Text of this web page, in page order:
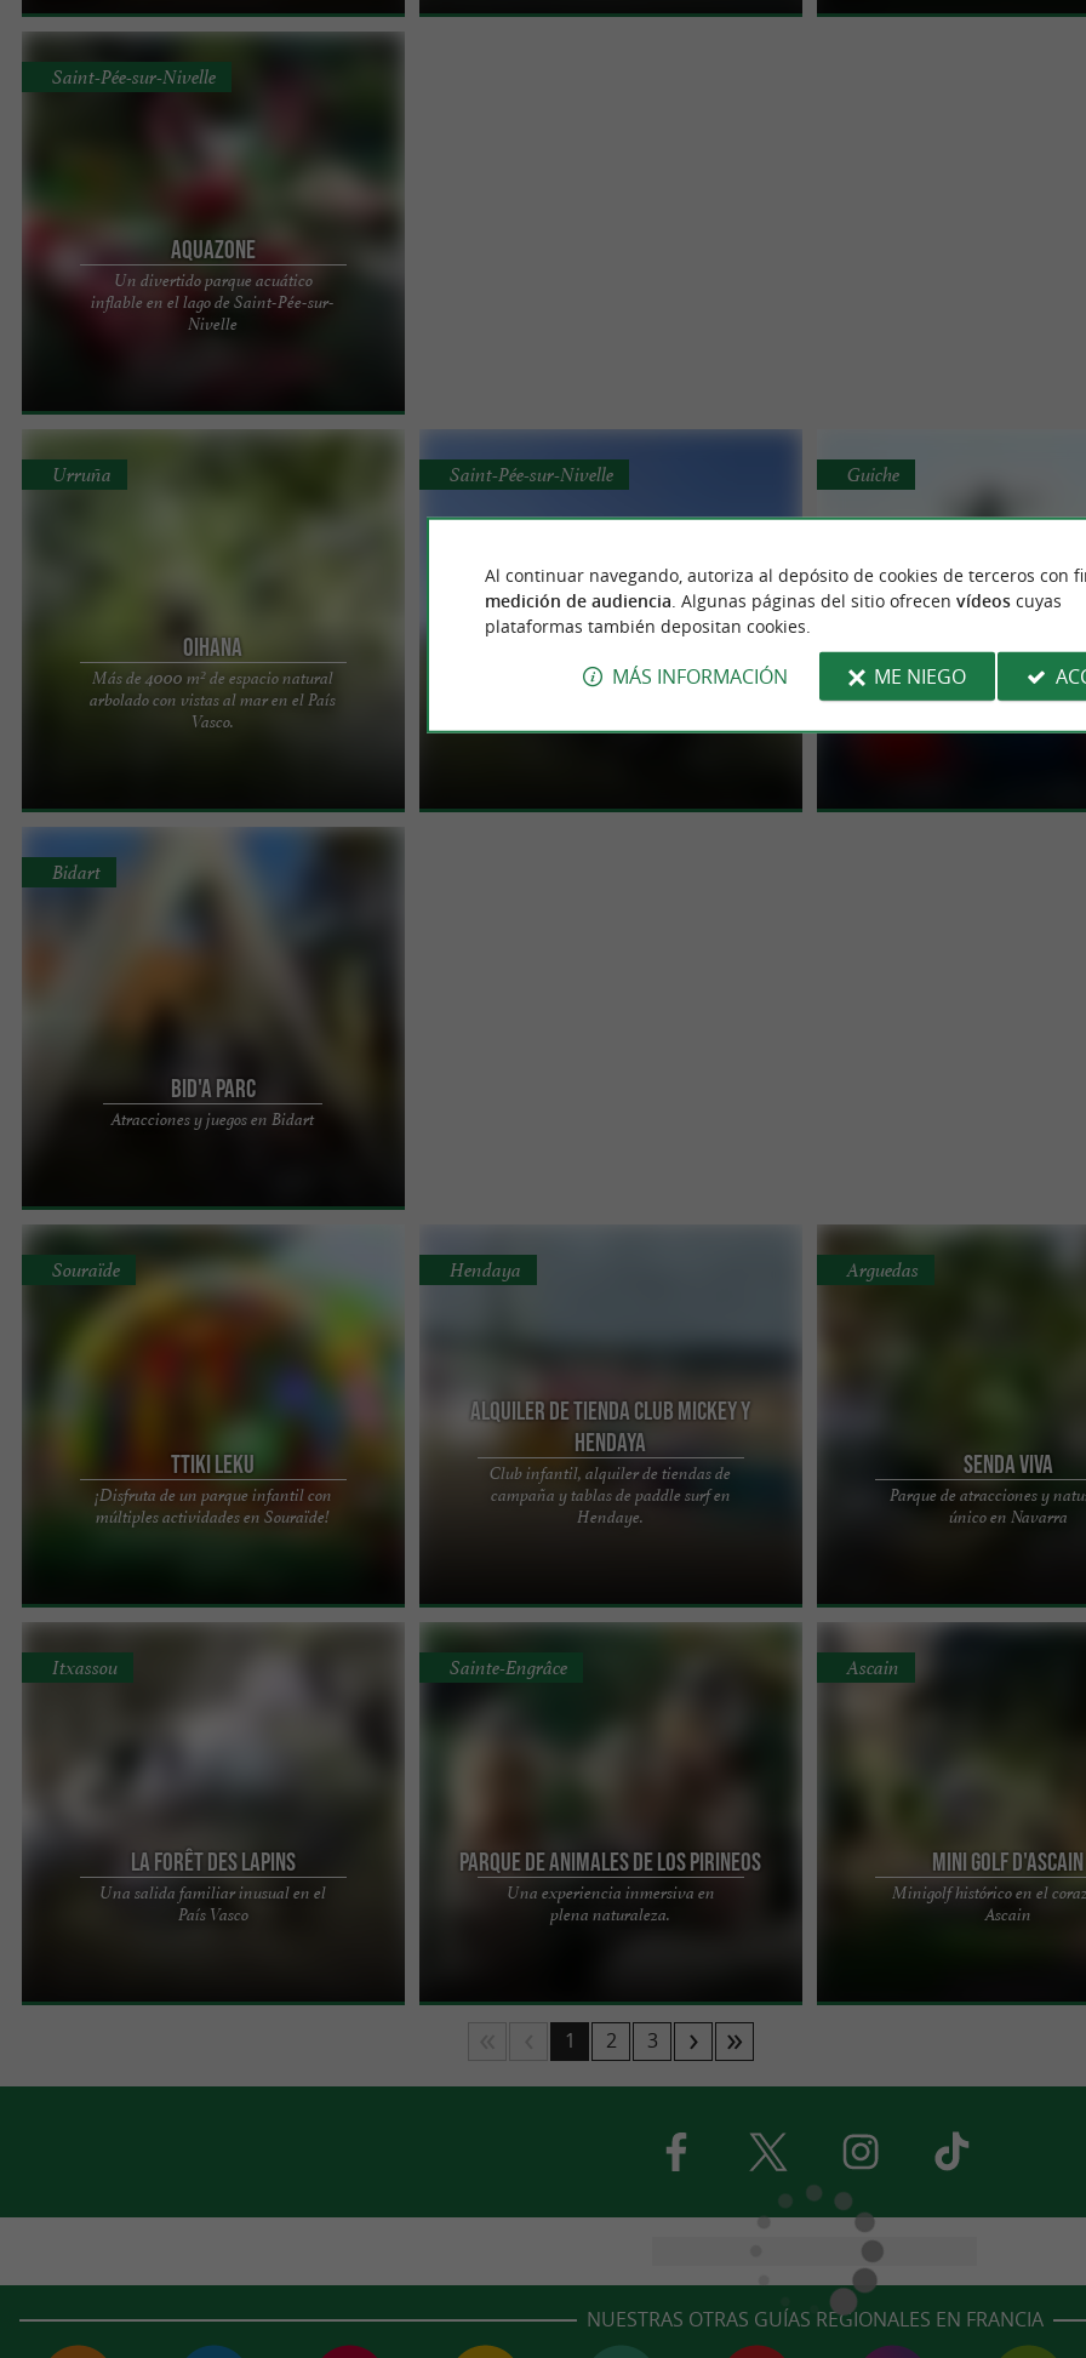
Aquazone
Un divertido parque acuático
inflable en el lago de Saint-Pée-sur-
Nivelle
Saint-Pée-sur-Nivelle
Buenas noticias en el ámbito del entretenimiento
estival en Saint-Pée-sur-Nivelle: Aquazone
Oihana
Más de 4000 m² de espacio natural
arbolado con vistas al mar en el País
Vasco.
Urruña
Nos complace darles la bienvenida al recinto del
mayor parque de aventuras y paintball del País
Rando Quad Pays Basque
Reserva tu sesión de quad y
Saint-Pée-sur-Nivelle
ofrecen rutas en quad por la montaña y alquiler
Base de Pop
Parque acuático y
libre para toda la familia
Guiche
es un gran embalse de agua de
Bid'A Parc
Atracciones y juegos en Bidart
Bidart
Bidaparc, el parque de ocio infantil de Bidart.
Situado en Bidart, frente a la playa de Uhabia,
Ttiki Leku
¡Disfruta de un parque infantil con
múltiples actividades en Souraïde!
Souraïde
Situado en Souraïde, a 20 minutos de San Juan de
Luz y Biarritz. Dirígete hacia el lago de Saint-Pée-
Alquiler de Tienda Club Mickey y
Hendaya
Club infantil, alquiler de tiendas de
campaña y tablas de paddle surf en
Hendaye.
Hendaya
Situado en la playa más bonita del País Vasco, el
Club Mickey en Hendaya le da la bienvenida de
Senda Viva
Parque de atracciones y
único en Navarra
Arguedas
SENDAVIVA: DIVERSIÓN Y
NATURALEZA Imagina un lugar
La Forêt des Lapins
Una salida familiar inusual en el
País Vasco
Itxassou
¡Descubrir las diferentes razas de conejos y
cobayas en un entorno idílico es posible! Muy por
Parque de animales de los Pirineos
Una experiencia inmersiva en
plena naturaleza.
Sainte-Engrâce
Situado en el corazón de las montañas, el Parque
de Animales de los Pirineos alberga alrededor de
Mini Golf d'Ascain
Minigolf histórico en el
Ascain
Ascain
Un minigolf histórico en la vida
Ascain En el corazón del pueblo de
1 2 3
NUESTRAS OTRAS GUÍAS REGIONALES EN FRANCIA
Al continuar navegando, autoriza al depósito de cookies de terceros con
medición de audiencia . Algunas páginas del sitio ofrecen vídeoscuyas
plataformas también depositan cookies.
MÁS INFORMACIÓN ME NIEGO